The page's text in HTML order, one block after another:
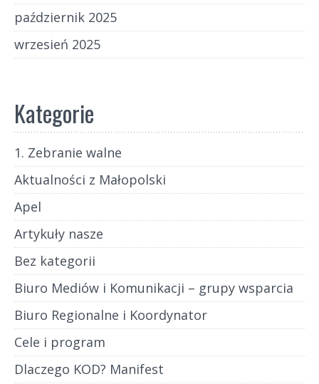
październik 2025
wrzesień 2025
Kategorie
1. Zebranie walne
Aktualności z Małopolski
Apel
Artykuły nasze
Bez kategorii
Biuro Mediów i Komunikacji – grupy wsparcia
Biuro Regionalne i Koordynator
Cele i program
Dlaczego KOD? Manifest